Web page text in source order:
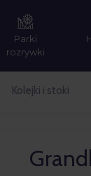
Parki
rozrywki
Kolejki i stoki